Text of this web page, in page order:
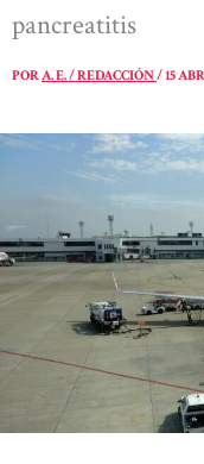
pancreatitis
PORA. E. / REDACCIÓN/15